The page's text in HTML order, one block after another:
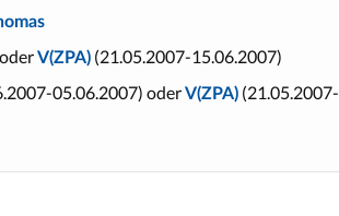
V(ZPA) (21.05.2007-15.06.2007)
05.06.2007) oderV(ZPA) (21.05.2007-